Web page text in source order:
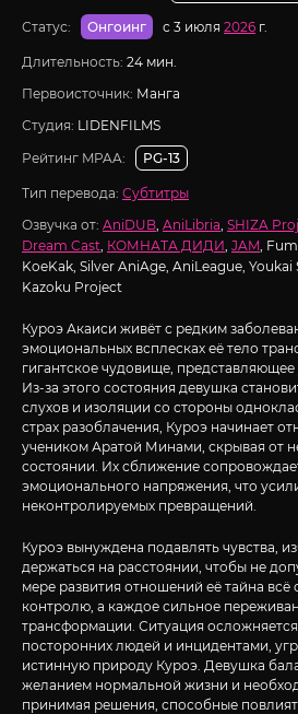
Статус: Онгоинг с 3 июля 2026 г.
Длительность: 24 мин.
Первоисточник: Манга
Студия: LIDENFILMS
Рейтинг MPAA:
PG-13
Тип перевода: Субтитры
Озвучка от: AniDUB, AniLibria, SHIZA
Dream Cast, КОМНАТА ДИДИ, JAM,
KoeKak, Silver AniAge, AniLeague,
Kazoku Project
Куроэ Акаиси живёт с редким
эмоциональных всплесках её тело
гигантское чудовище,
Из-за этого состояния девушка
слухов и изоляции со стороны
страх разоблачения, Куроэ начинает
учеником Аратой Минами, скрывая от
состоянии. Их сближение
эмоционального напряжения, что
неконтролируемых превращений.
Куроэ вынуждена подавлять чувства,
держаться на расстоянии, чтобы не
мере развития отношений её тайна всё
контролю, а каждое сильное
трансформации. Ситуация
посторонних людей и инцидентами,
истинную природу Куроэ. Девушка
желанием нормальной жизни и
принимая решения, способные